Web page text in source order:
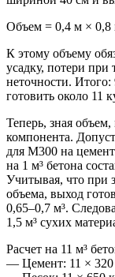
Объем = 0,4 м × 0,8
К этому объему
усадку, потери
неточности.
готовить около 11
Теперь, зная
компонента.
для М300 на
на 1 м³ бетона
Учитывая, что при
объема, выход
0,65–0,7 м³.
1,5 м³ сухих
Расчет на 11 м³
— Цемент: 11 × 320